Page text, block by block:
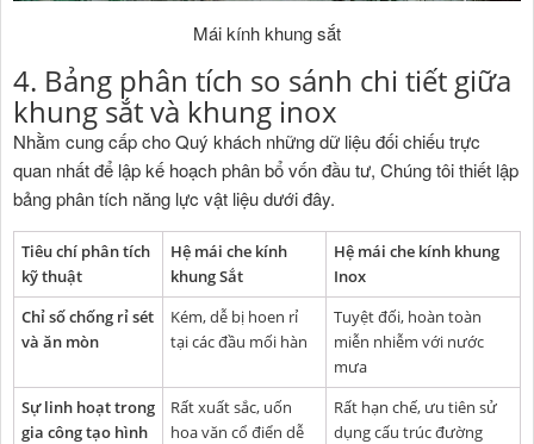
Mái kính khung sắt
4. Bảng phân tích so sánh chi tiết giữa
khung sắt và khung inox
Nhằm cung cấp cho Quý khách những dữ liệu đối chiếu trực
quan nhất để lập kế hoạch phân bổ vốn đầu tư, Chúng tôi thiết lập
bảng phân tích năng lực vật liệu dưới đây.
Tiêu chí phân tích
kỹ thuật
Hệ mái che kính
khung Sắt
Hệ mái che kính khung
Inox
Chỉ số chống rỉ sét
và ăn mòn
Kém, dễ bị hoen rỉ
tại các đầu mối hàn
Tuyệt đối, hoàn toàn
miễn nhiễm với nước
mưa
Sự linh hoạt trong
gia công tạo hình
Rất xuất sắc, uốn
hoa văn cổ điển dễ
Rất hạn chế, ưu tiên sử
dụng cấu trúc đường